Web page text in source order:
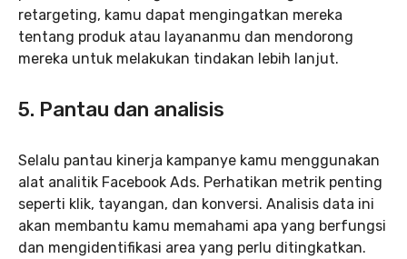
retargeting, kamu dapat mengingatkan mereka
tentang produk atau layananmu dan mendorong
mereka untuk melakukan tindakan lebih lanjut.
5. Pantau dan analisis
Selalu pantau kinerja kampanye kamu menggunakan
alat analitik Facebook Ads. Perhatikan metrik penting
seperti klik, tayangan, dan konversi. Analisis data ini
akan membantu kamu memahami apa yang berfungsi
dan mengidentifikasi area yang perlu ditingkatkan.